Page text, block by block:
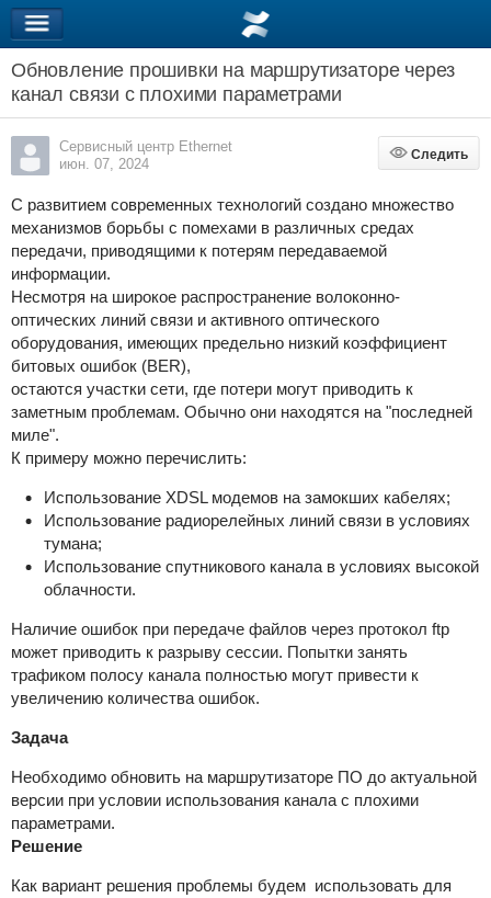
Обновление прошивки на маршрутизаторе через
канал связи с плохими параметрами
Сервисный центр Ethernet
июн. 07, 2024
Следить
Следить
С развитием современных технологий создано множество
механизмов борьбы с помехами в различных средах
передачи, приводящими к потерям передаваемой
информации.
Несмотря на широкое распространение волоконно-
оптических линий связи и активного оптического
оборудования, имеющих предельно низкий коэффициент
битовых ошибок (BER),
остаются участки сети, где потери могут приводить к
заметным проблемам. Обычно они находятся на "последней
миле".
К примеру можно перечислить:
Использование XDSL модемов на замокших кабелях;
Использование радиорелейных линий связи в условиях
тумана;
Использование спутникового канала в условиях высокой
облачности.
Наличие ошибок при передаче файлов через протокол ftp
может приводить к разрыву сессии. Попытки занять
трафиком полосу канала полностью могут привести к
увеличению количества ошибок.
Задача
Необходимо обновить на маршрутизаторе ПО до актуальной
версии при условии использования канала с плохими
параметрами.
Решение
Как вариант решения проблемы будем использовать для